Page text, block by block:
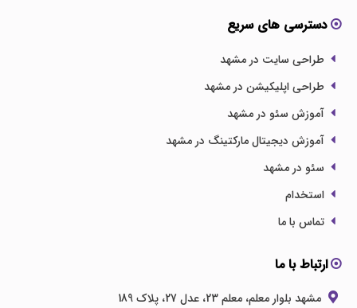
دسترسی های سریع
طراحی سایت در مشهد
طراحی اپلیکیشن در مشهد
آموزش سئو در مشهد
آموزش دیجیتال مارکتینگ در مشهد
سئو در مشهد
استخدام
تماس با ما
ارتباط با ما
مشهد بلوار معلم، معلم 23، عدل 27، پلاک 189